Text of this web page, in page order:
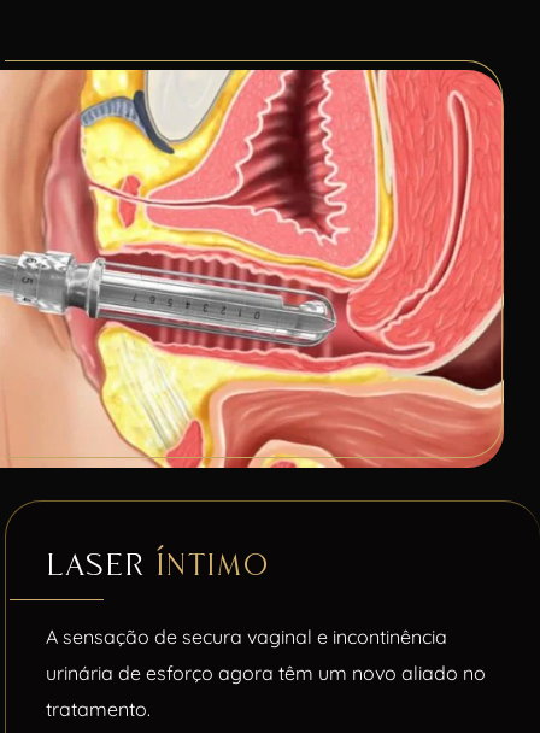
laser íntimo
A sensação de secura vaginal e incontinência
urinária de esforço agora têm um novo aliado no
tratamento.